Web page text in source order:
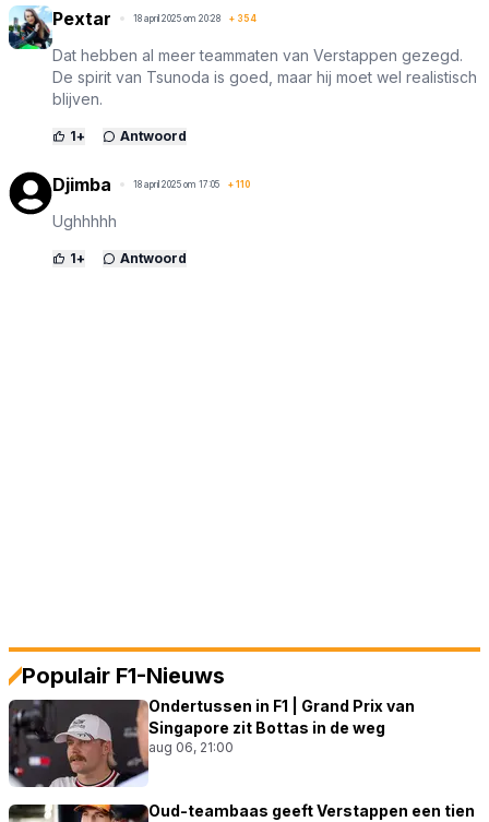
Pextar 18 april 2025 om 20:28 + 354
Dat hebben al meer teammaten van Verstappen gezegd.
De spirit van Tsunoda is goed, maar hij moet wel realistisch
blijven.
1+ Antwoord
Djimba 18 april 2025 om 17:05 + 110
Ughhhhh
1+ Antwoord
Populair F1-Nieuws
Ondertussen in F1 | Grand Prix van
Singapore zit Bottas in de weg
aug 06, 21:00
Oud-teambaas geeft Verstappen een tien